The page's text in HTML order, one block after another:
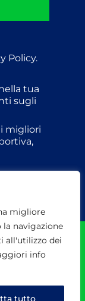
migliore
la navigazione
all'utilizzo dei
info
tutto
Policy.
tua
sugli
migliori
13478441002 |
- Tel. 06